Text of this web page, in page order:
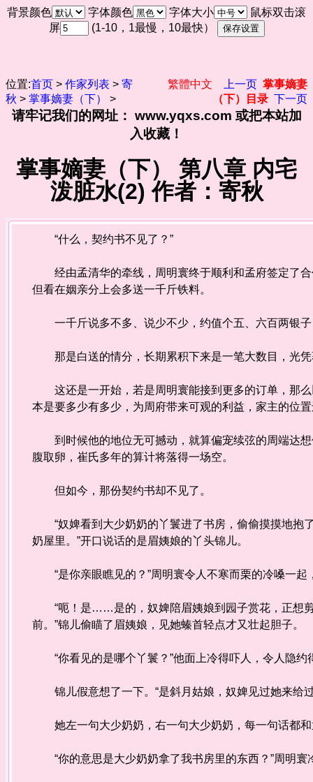
背景颜色 字体颜色 字体大小
鼠标双击滚
屏
(1-10，1最慢，10最快）
位置:首页 > 作家列表 > 寄
秋 > 掌事嫡妻（下） >
繁體中文 上一页 掌事嫡妻
（下）目录 下一页
请牢记我们的网址： www.yqxs.com 或把本站加
入收藏！
掌事嫡妻（下） 第八章 内宅
泼脏水(2) 作者：寄秋
“什么，契约书不见了？”
经由孟清华的牵线，周明寰终于顺利和孟府签定了合
但看在姻亲分上会多送一千斤铁料。
一千斤说多不多、说少不少，约值个五、六百两银子
那是白送的情分，长期累积下来是一笔大数目，光凭
这还是一开始，若是周明寰能接到更多的订单，那么
本是要多少有多少，为周府带来可观的利益，家主的位
到时候他的地位无可撼动，就算偏宠续弦的周端达想
腹取卵，崔氏多年的算计将落得一场空。
但如今，那份契约书却不见了。
“奴婢看到大少奶奶的丫鬟进了书房，偷偷摸摸地抱
奶屋里。”开口说话的是眉姨娘的丫头锦儿。
“是你亲眼瞧见的？”周明寰令人不寒而栗的冷嗓一起
“呃！是……是的，奴婢陪眉姨娘到园子赏花，正想剪
前。”锦儿偷瞄了眉姨娘，见她螓首轻点才又壮起胆子。
“你看见的是哪个丫鬟？”他面上冷得吓人，令人隐约
锦儿假意想了一下。“是斜月姑娘，奴婢见过她来给
她左一句大少奶奶，右一句大少奶奶，每一句话都和
“你的意思是大少奶奶拿了我书房里的东西？”周明寰